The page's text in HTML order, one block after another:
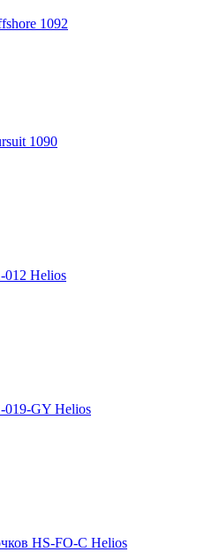
1092
1090
Helios
GY Helios
HS-FO-C Helios